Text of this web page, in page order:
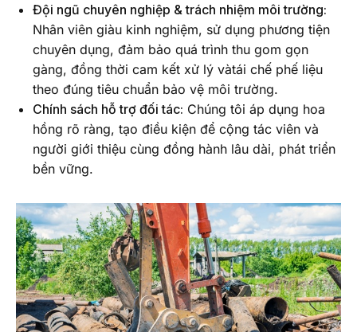
Đội ngũ chuyên nghiệp & trách nhiệm môi trường:
Nhân viên giàu kinh nghiệm, sử dụng phương tiện
chuyên dụng, đảm bảo quá trình thu gom gọn
gàng, đồng thời cam kết xử lý vàtái chế phế liệu
theo đúng tiêu chuẩn bảo vệ môi trường.
Chính sách hỗ trợ đối tác: Chúng tôi áp dụng hoa
hồng rõ ràng, tạo điều kiện để cộng tác viên và
người giới thiệu cùng đồng hành lâu dài, phát triển
bền vững.